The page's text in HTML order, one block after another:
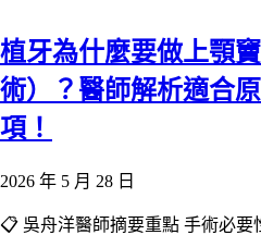
植牙為什麼要做上顎
術）？醫師解析適合
項！
2026 年 5 月 28 日
📋 吳舟洋醫師摘要重點 手術必